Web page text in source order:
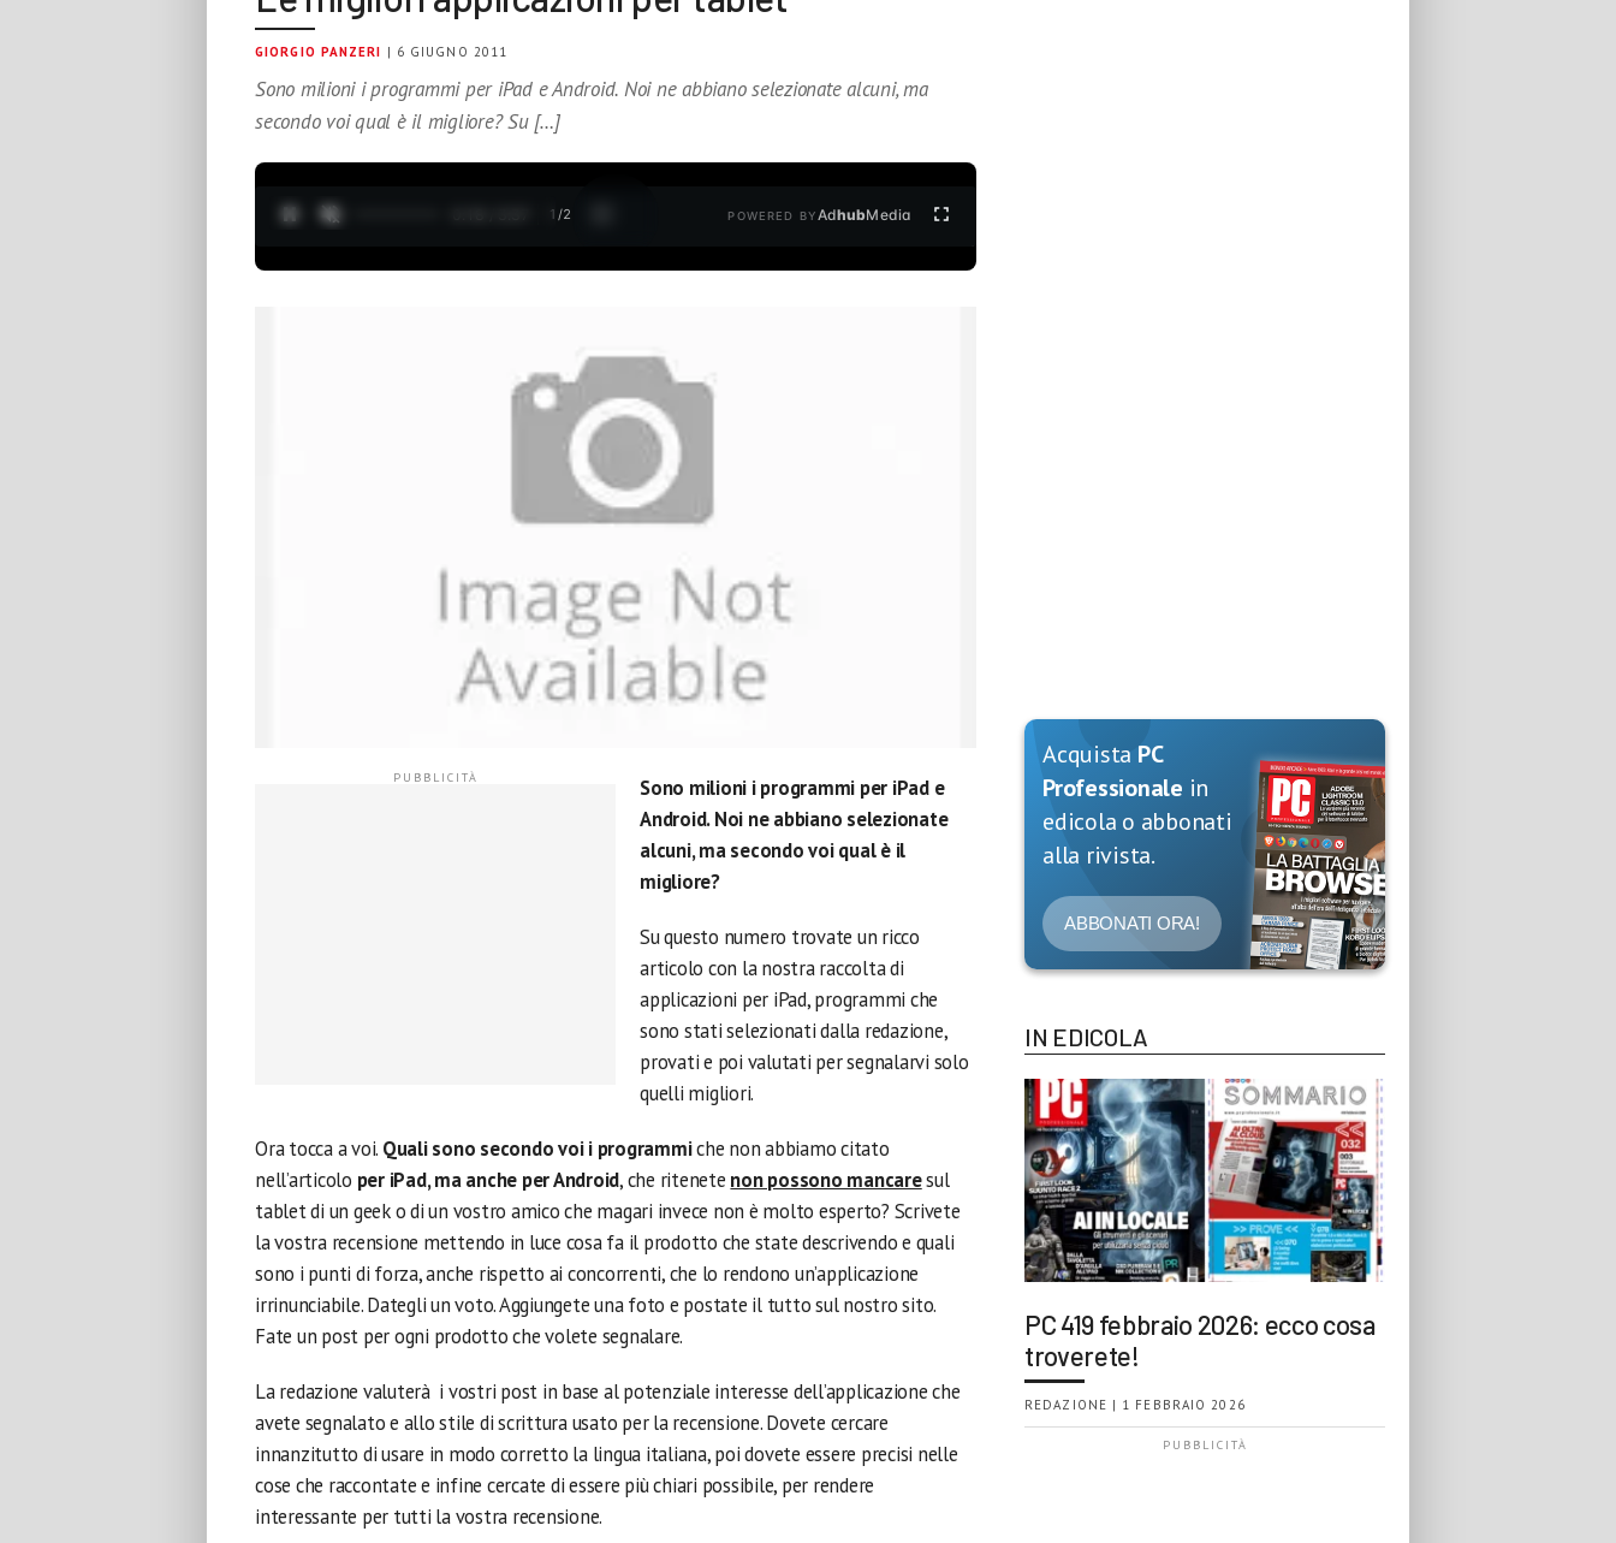
GIORGIO PANZERI | 6 GIUGNO 2011
Sono milioni i programmi per iPad e Android. Noi ne abbiano selezionate alcuni, ma
secondo voi qual è il migliore? Su […]
1 /2 POWERED BYAdhubMedia
Sono milioni i programmi per iPad e
Android. Noi ne abbiano selezionate
alcuni, ma secondo voi qual è il
migliore?
Su questo numero trovate un ricco
articolo con la nostra raccolta di
applicazioni per iPad, programmi che
sono stati selezionati dalla redazione,
provati e poi valutati per segnalarvi solo
quelli migliori.
Ora tocca a voi. Quali sono secondo voi i programmiche non abbiamo citato
nell’articolo per iPad, ma anche per Android, che ritenete non possono mancaresul
tablet di un geek o di un vostro amico che magari invece non è molto esperto? Scrivete
la vostra recensione mettendo in luce cosa fa il prodotto che state descrivendo e quali
sono i punti di forza, anche rispetto ai concorrenti, che lo rendono un’applicazione
irrinunciabile. Dategli un voto. Aggiungete una foto e postate il tutto sul nostro sito.
Fate un post per ogni prodotto che volete segnalare.
La redazione valuterà i vostri post in base al potenziale interesse dell’applicazione che
avete segnalato e allo stile di scrittura usato per la recensione. Dovete cercare
innanzitutto di usare in modo corretto la lingua italiana, poi dovete essere precisi nelle
cose che raccontate e infine cercate di essere più chiari possibile, per rendere
interessante per tutti la vostra recensione.
Acquista PC
Professionale in
edicola o abbonati
alla rivista.
ABBONATI ORA!
IN EDICOLA
PC 419 febbraio 2026: ecco cosa
troverete!
REDAZIONE | 1 FEBBRAIO 2026